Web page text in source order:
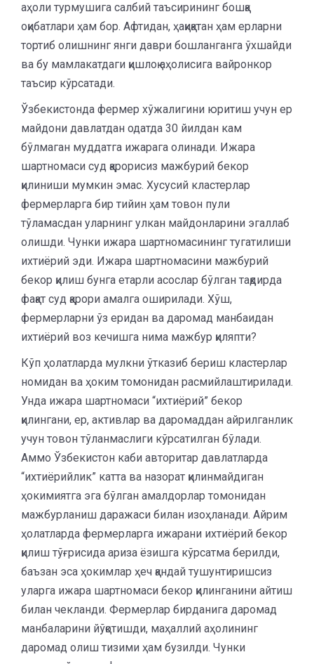
аҳоли турмушига салбий таъсирининг бошқа
оқибатлари ҳам бор. Афтидан, ҳақиқатан ҳам ерларни
тортиб олишнинг янги даври бошланганга ўхшайди
ва бу мамлакатдаги қишлоқ аҳолисига вайронкор
таъсир кўрсатади.
Ўзбекистонда фермер хўжалигини юритиш учун ер
майдони давлатдан одатда 30 йилдан кам
бўлмаган муддатга ижарага олинади. Ижара
шартномаси суд қарорисиз мажбурий бекор
қилиниши мумкин эмас. Хусусий кластерлар
фермерларга бир тийин ҳам товон пули
тўламасдан уларнинг улкан майдонларини эгаллаб
олишди. Чунки ижара шартномасининг тугатилиши
ихтиёрий эди. Ижара шартномасини мажбурий
бекор қилиш бунга етарли асослар бўлган тақдирда
фақат суд қарори амалга оширилади. Хўш,
фермерларни ўз еридан ва даромад манбаидан
ихтиёрий воз кечишга нима мажбур қиляпти?
Кўп ҳолатларда мулкни ўтказиб бериш кластерлар
номидан ва ҳоким томонидан расмийлаштирилади.
Унда ижара шартномаси “ихтиёрий” бекор
қилингани, ер, активлар ва даромаддан айрилганлик
учун товон тўланмаслиги кўрсатилган бўлади.
Аммо Ўзбекистон каби авторитар давлатларда
“ихтиёрийлик” катта ва назорат қилинмайдиган
ҳокимиятга эга бўлган амалдорлар томонидан
мажбурланиш даражаси билан изоҳланади. Айрим
ҳолатларда фермерларга ижарани ихтиёрий бекор
қилиш тўғрисида ариза ёзишга кўрсатма берилди,
баъзан эса ҳокимлар ҳеч қандай тушунтиришсиз
уларга ижара шартномаси бекор қилинганини айтиш
билан чекланди. Фермерлар бирданига даромад
манбаларини йўқотишди, маҳаллий аҳолининг
даромад олиш тизими ҳам бузилди. Чунки